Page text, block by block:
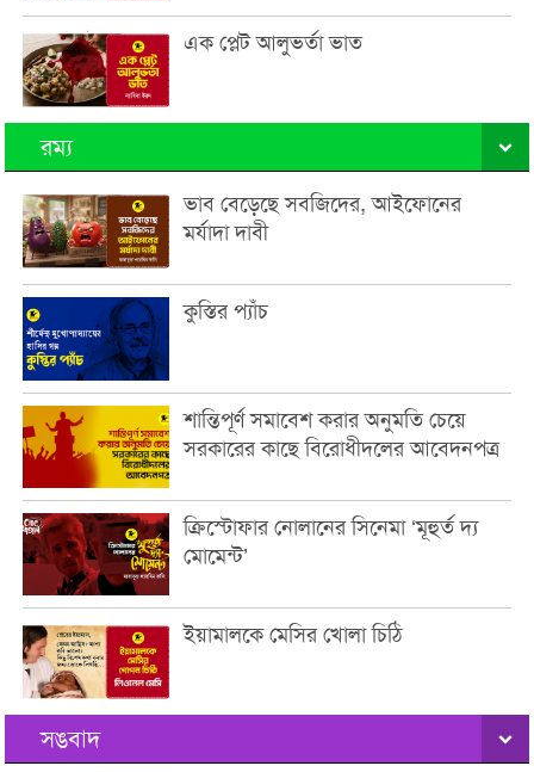
এক প্লেট আলুভর্তা ভাত
রম্য
ভাব বেড়েছে সবজিদের, আইফোনের
মর্যাদা দাবী
কুস্তির প্যাঁচ
শান্তিপূর্ণ সমাবেশ করার অনুমতি চেয়ে
সরকারের কাছে বিরোধীদলের আবেদনপত্র
ক্রিস্টোফার নোলানের সিনেমা ‘মূহুর্ত দ্য
মোমেন্ট’
ইয়ামালকে মেসির খোলা চিঠি
সঙবাদ